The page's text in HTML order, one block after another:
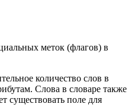
меток (флагов) в
количество слов в
Слова в словаре также
существовать поле для